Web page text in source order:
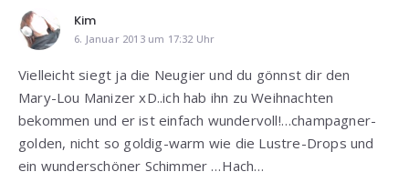
Kim
6. Januar 2013 um 17:32 Uhr
Vielleicht siegt ja die Neugier und du gönnst dir den
Mary-Lou Manizer xD..ich hab ihn zu Weihnachten
bekommen und er ist einfach wundervoll!…champagner-
golden, nicht so goldig-warm wie die Lustre-Drops und
ein wunderschöner Schimmer …Hach…